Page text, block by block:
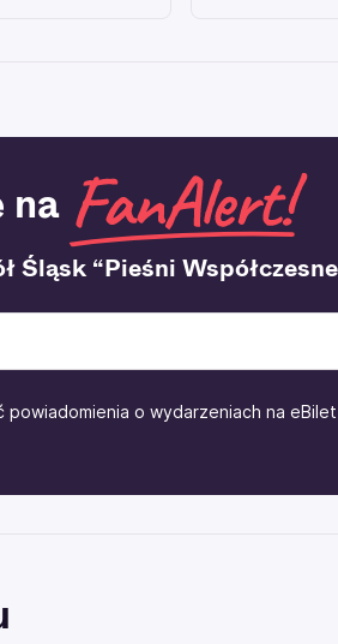
na
Śląsk “Pieśni
powiadomienia o wydarzeniach na